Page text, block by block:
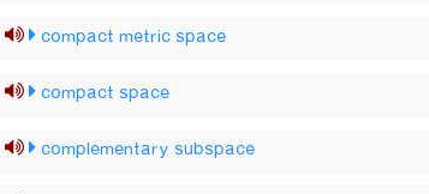
compact metric space
compact space
complementary subspace